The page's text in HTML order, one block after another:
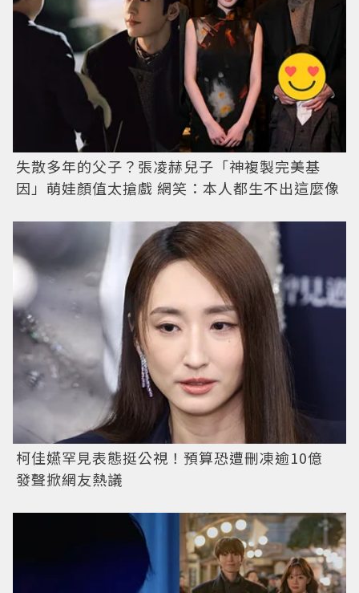
失散多年的父子？張凌赫兒子「神複製完美基
因」萌娃顏值太搶戲 網笑：本人都生不出這麼像
柯佳嬿罕見表態挺公視！預算恐遭刪凍逾10億
發聲掀網友熱議